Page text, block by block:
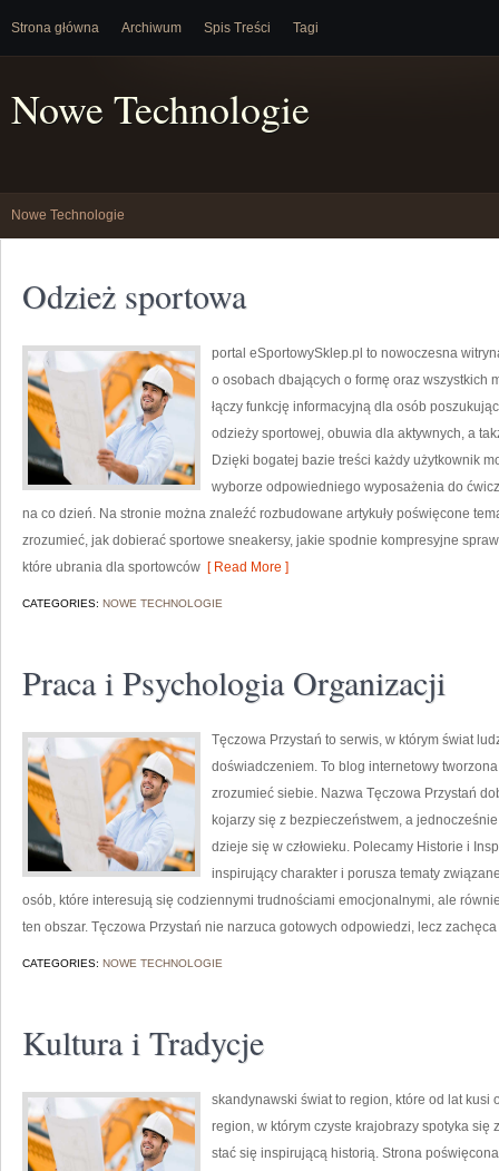
Strona główna Archiwum Spis Treści Tagi
Nowe Technologie
Nowe Technologie
Odzież sportowa
portal eSportowySklep.pl to nowoczesna
o osobach dbających o formę oraz wszystkich
łączy funkcję informacyjną dla osób
odzieży sportowej, obuwia dla aktywnych, a
Dzięki bogatej bazie treści każdy użytkownik
wyborze odpowiedniego wyposażenia do
na co dzień. Na stronie można znaleźć rozbudowane artykuły poświęcone
zrozumieć, jak dobierać sportowe sneakersy, jakie spodnie kompresyjne
które ubrania dla sportowców [ Read More ]
CATEGORIES: NOWE TECHNOLOGIE
Praca i Psychologia Organizacji
Tęczowa Przystań to serwis, w którym świat
doświadczeniem. To blog internetowy
zrozumieć siebie. Nazwa Tęczowa Przystań
kojarzy się z bezpieczeństwem, a
dzieje się w człowieku. Polecamy Historie i
inspirujący charakter i porusza tematy
osób, które interesują się codziennymi trudnościami emocjonalnymi, ale
ten obszar. Tęczowa Przystań nie narzuca gotowych odpowiedzi, lecz zachęca
CATEGORIES: NOWE TECHNOLOGIE
Kultura i Tradycje
skandynawski świat to region, które od lat kusi
region, w którym czyste krajobrazy spotyka
stać się inspirującą historią. Strona